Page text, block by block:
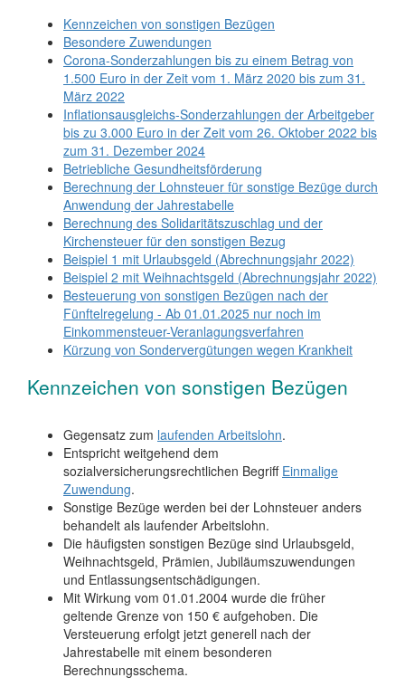
Kennzeichen von sonstigen Bezügen
Besondere Zuwendungen
Corona-Sonderzahlungen bis zu einem Betrag von
1.500 Euro in der Zeit vom 1. März 2020 bis zum 31.
März 2022
Inflationsausgleichs-Sonderzahlungen der Arbeitgeber
bis zu 3.000 Euro in der Zeit vom 26. Oktober 2022 bis
zum 31. Dezember 2024
Betriebliche Gesundheitsförderung
Berechnung der Lohnsteuer für sonstige Bezüge durch
Anwendung der Jahrestabelle
Berechnung des Solidaritätszuschlag und der
Kirchensteuer für den sonstigen Bezug
Beispiel 1 mit Urlaubsgeld (Abrechnungsjahr 2022)
Beispiel 2 mit Weihnachtsgeld (Abrechnungsjahr 2022)
Besteuerung von sonstigen Bezügen nach der
Fünftelregelung - Ab 01.01.2025 nur noch im
Einkommensteuer-Veranlagungsverfahren
Kürzung von Sondervergütungen wegen Krankheit
Kennzeichen von sonstigen Bezügen
Gegensatz zum laufenden Arbeitslohn.
Entspricht weitgehend dem
sozialversicherungsrechtlichen Begriff Einmalige
Zuwendung.
Sonstige Bezüge werden bei der Lohnsteuer anders
behandelt als laufender Arbeitslohn.
Die häufigsten sonstigen Bezüge sind Urlaubsgeld,
Weihnachtsgeld, Prämien, Jubiläumszuwendungen
und Entlassungsentschädigungen.
Mit Wirkung vom 01.01.2004 wurde die früher
geltende Grenze von 150 € aufgehoben. Die
Versteuerung erfolgt jetzt generell nach der
Jahrestabelle mit einem besonderen
Berechnungsschema.